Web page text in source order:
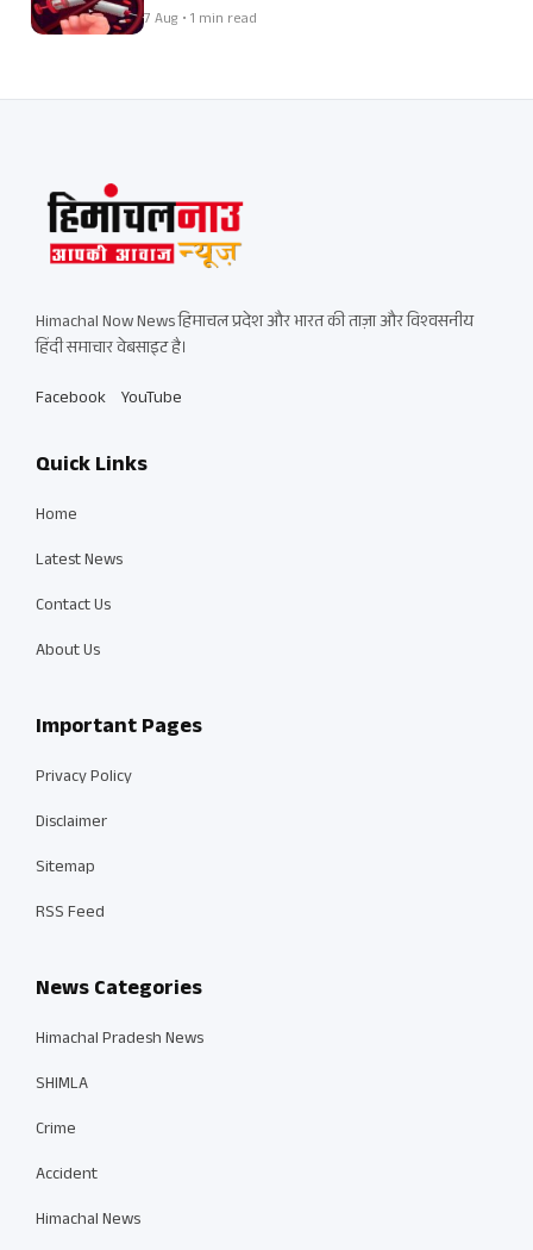
7 Aug • 1 min read
Himachal Now News हिमाचल प्रदेश और भारत की ताज़ा और विश्वसनीय
हिंदी समाचार वेबसाइट है।
Facebook YouTube
Quick Links
Home
Latest News
Contact Us
About Us
Important Pages
Privacy Policy
Disclaimer
Sitemap
RSS Feed
News Categories
Himachal Pradesh News
SHIMLA
Crime
Accident
Himachal News